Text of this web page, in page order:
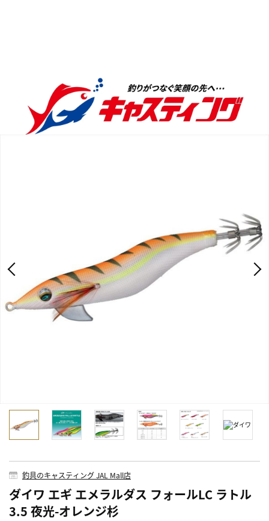
釣具のキャスティング JAL Mall店
ダイワ エギ エメラルダス フォールLC ラトル
3.5 夜光-オレンジ杉